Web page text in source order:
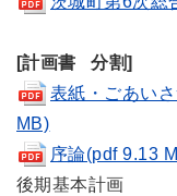
[計画書 分割]
表紙・ごあい
MB)
序論(pdf 9.13
後期基本計画